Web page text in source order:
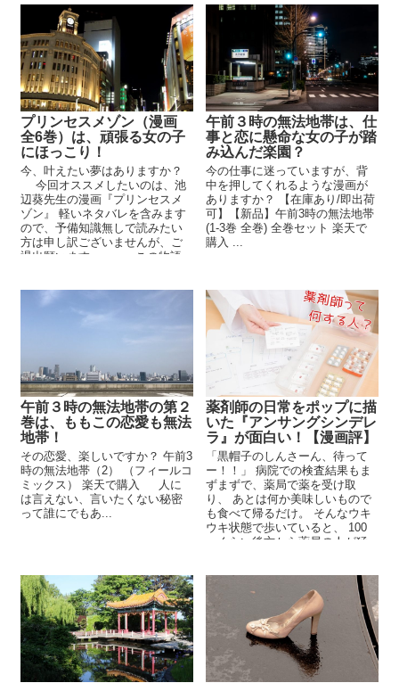
プリンセスメゾン（漫画
全6巻）は、頑張る女の子
にほっこり！
今、叶えたい夢はありますか？
今回オススメしたいのは、池
辺葵先生の漫画『プリンセスメ
ゾン』 軽いネタバレを含みます
ので、予備知識無しで読みたい
方は申し訳ございませんが、ご
退出願います。 この物語
午前３時の無法地帯は、仕
事と恋に懸命な女の子が踏
み込んだ楽園？
今の仕事に迷っていますが、背
中を押してくれるような漫画が
ありますか？ 【在庫あり/即出荷
可】【新品】午前3時の無法地帯
(1-3巻 全巻) 全巻セット 楽天で
購入 ...
午前３時の無法地帯の第２
巻は、ももこの恋愛も無法
地帯！
その恋愛、楽しいですか？ 午前3
時の無法地帯（2） （フィールコ
ミックス） 楽天で購入 人に
は言えない、言いたくない秘密
って誰にでもあ...
薬剤師の日常をポップに描
いた『アンサングシンデレ
ラ』が面白い！【漫画評】
「黒帽子のしんさーん、待って
ー！！」 病院での検査結果もま
ずまずで、薬局で薬を受け取
り、 あとは何か美味しいもので
も食べて帰るだけ。 そんなウキ
ウキ状態で歩いていると、 100
ｍくらい後方から薬局の人が猛